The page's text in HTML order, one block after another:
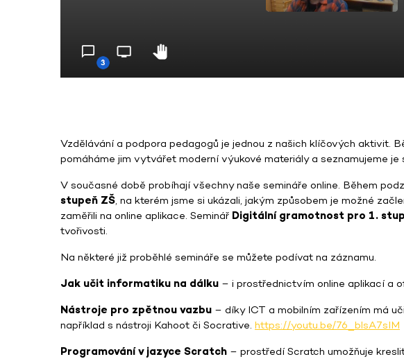
Vzdělávání a podpora pedagogů je jednou z našich klíčových aktivit.
pomáháme jim vytvářet moderní výukové materiály a seznamujeme
V současné době probíhají všechny naše semináře online. Během
stupeň ZŠ, na kterém jsme si ukázali, jakým způsobem je možné
zaměřili na online aplikace. Seminář Digitální gramotnost pro 1.
tvořivosti.
Na některé již proběhlé semináře se můžete podívat na záznamu.
Jak učit informatiku na dálku – i prostřednictvím online aplikací a
Nástroje pro zpětnou vazbu – díky ICT a mobilním zařízením má
například s nástroji Kahoot či Socrative. https://youtu.be/76_blsA7sIM
Programování v jazyce Scratch – prostředí Scratch umožňuje